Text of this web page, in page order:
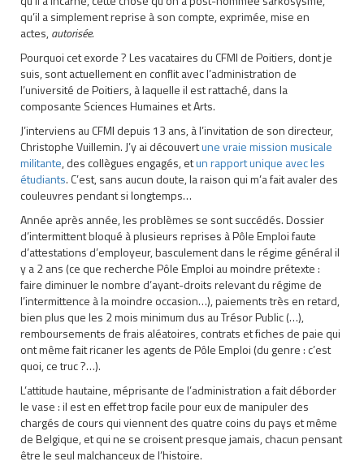
qu’il a simplement reprise à son compte, exprimée, mise en
actes,autorisée.
Pourquoi cet exorde ? Les vacataires du CFMI de Poitiers, dont je
suis, sont actuellement en conflit avec l’administration de
l’université de Poitiers, à laquelle il est rattaché, dans la
composante Sciences Humaines et Arts.
J’interviens au CFMI depuis 13 ans, à l’invitation de son directeur,
Christophe Vuillemin. J’y ai découvertune vraie mission musicale
militante, des collègues engagés, etun rapport unique avec les
étudiants. C’est, sans aucun doute, la raison qui m’a fait avaler des
couleuvres pendant si longtemps…
Année après année, les problèmes se sont succédés. Dossier
d’intermittent bloqué à plusieurs reprises à Pôle Emploi faute
d’attestations d’employeur, basculement dans le régime général il
y a 2 ans (ce que recherche Pôle Emploi au moindre prétexte :
faire diminuer le nombre d’ayant-droits relevant du régime de
l’intermittence à la moindre occasion…), paiements très en retard,
bien plus que les 2 mois minimum dus au Trésor Public (…),
remboursements de frais aléatoires, contrats et fiches de paie qui
ont même fait ricaner les agents de Pôle Emploi (du genre : c’est
quoi, ce truc ?…).
L’attitude hautaine, méprisante de l’administration a fait déborder
le vase : il est en effet trop facile pour eux de manipuler des
chargés de cours qui viennent des quatre coins du pays et même
de Belgique, et qui ne se croisent presque jamais, chacun pensant
être le seul malchanceux de l’histoire.